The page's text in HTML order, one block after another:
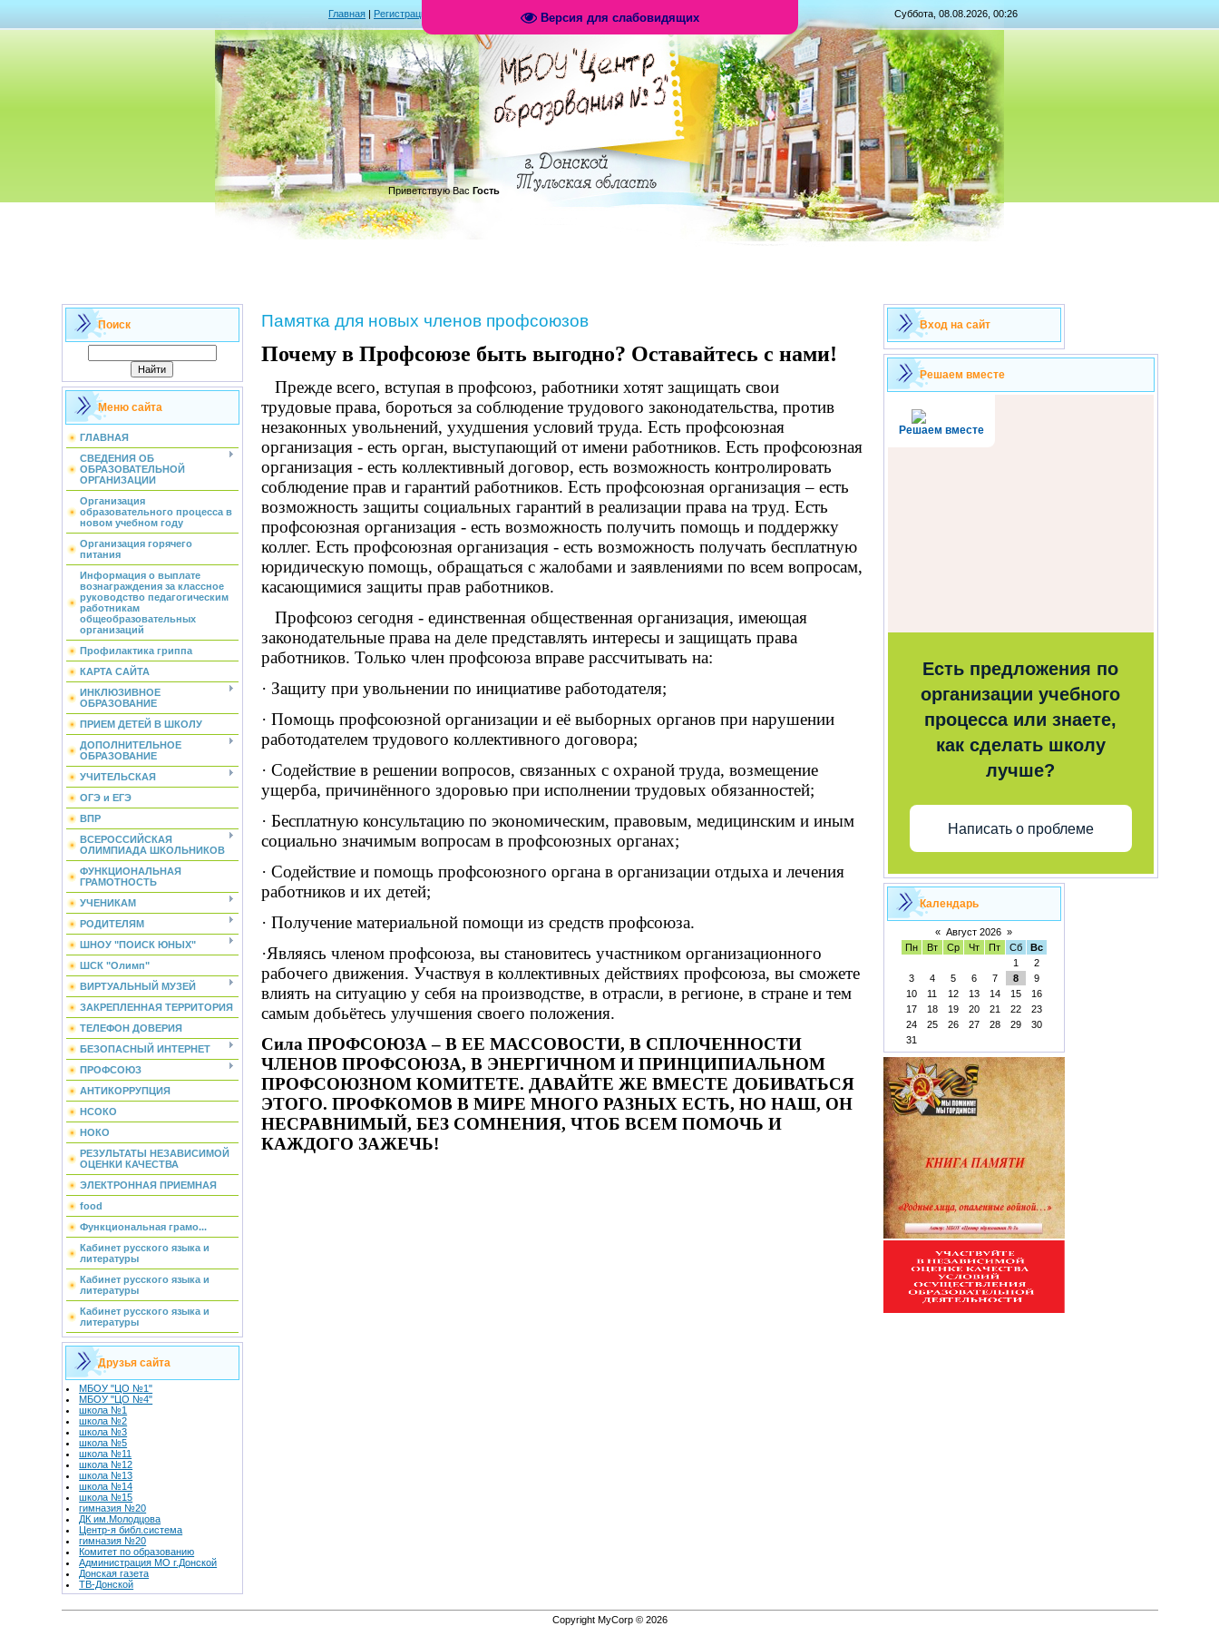
Версия для слабовидящих
Главная | Регистрация Суббота, 08.08.2026, 00:26
.
Приветствую Вас Гость
Поиск
Меню сайта
ГЛАВНАЯ
СВЕДЕНИЯ ОБ
ОБРАЗОВАТЕЛЬНОЙ
ОРГАНИЗАЦИИ
Организация
образовательного процесса в
новом учебном году
Организация горячего
питания
Информация о выплате
вознаграждения за классное
руководство педагогическим
работникам
общеобразовательных
организаций
Профилактика гриппа
КАРТА САЙТА
ИНКЛЮЗИВНОЕ
ОБРАЗОВАНИЕ
ПРИЕМ ДЕТЕЙ В ШКОЛУ
ДОПОЛНИТЕЛЬНОЕ
ОБРАЗОВАНИЕ
УЧИТЕЛЬСКАЯ
ОГЭ и ЕГЭ
ВПР
ВСЕРОССИЙСКАЯ
ОЛИМПИАДА ШКОЛЬНИКОВ
ФУНКЦИОНАЛЬНАЯ
ГРАМОТНОСТЬ
УЧЕНИКАМ
РОДИТЕЛЯМ
ШНОУ "ПОИСК ЮНЫХ"
ШСК "Олимп"
ВИРТУАЛЬНЫЙ МУЗЕЙ
ЗАКРЕПЛЕННАЯ ТЕРРИТОРИЯ
ТЕЛЕФОН ДОВЕРИЯ
БЕЗОПАСНЫЙ ИНТЕРНЕТ
ПРОФСОЮЗ
АНТИКОРРУПЦИЯ
НСОКО
НОКО
РЕЗУЛЬТАТЫ НЕЗАВИСИМОЙ
ОЦЕНКИ КАЧЕСТВА
ЭЛЕКТРОННАЯ ПРИЕМНАЯ
food
Функциональная грамо...
Кабинет русского языка и
литературы
Кабинет русского языка и
литературы
Кабинет русского языка и
литературы
Друзья сайта
МБОУ "ЦО №1"
МБОУ "ЦО №4"
школа №1
школа №2
школа №3
школа №5
школа №11
школа №12
школа №13
школа №14
школа №15
гимназия №20
ДК им.Молодцова
Центр-я библ.система
гимназия №20
Комитет по образованию
Администрация МО г.Донской
Донская газета
ТВ-Донской
Памятка для новых членов профсоюзов
Почему в Профсоюзе быть выгодно? Оставайтесь с нами!
Прежде всего, вступая в профсоюз, работники хотят защищать свои
трудовые права, бороться за соблюдение трудового законодательства, против
незаконных увольнений, ухудшения условий труда. Есть профсоюзная
организация - есть орган, выступающий от имени работников. Есть профсоюзная
организация - есть коллективный договор, есть возможность контролировать
соблюдение прав и гарантий работников. Есть профсоюзная организация – есть
возможность защиты социальных гарантий в реализации права на труд. Есть
профсоюзная организация - есть возможность получить помощь и поддержку
коллег. Есть профсоюзная организация - есть возможность получать бесплатную
юридическую помощь, обращаться с жалобами и заявлениями по всем вопросам,
касающимися защиты прав работников.
Профсоюз сегодня - единственная общественная организация, имеющая
законодательные права на деле представлять интересы и защищать права
работников. Только член профсоюза вправе рассчитывать на:
· Защиту при увольнении по инициативе работодателя;
· Помощь профсоюзной организации и её выборных органов при нарушении
работодателем трудового коллективного договора;
· Содействие в решении вопросов, связанных с охраной труда, возмещение
ущерба, причинённого здоровью при исполнении трудовых обязанностей;
· Бесплатную консультацию по экономическим, правовым, медицинским и иным
социально значимым вопросам в профсоюзных органах;
· Содействие и помощь профсоюзного органа в организации отдыха и лечения
работников и их детей;
· Получение материальной помощи из средств профсоюза.
·Являясь членом профсоюза, вы становитесь участником организационного
рабочего движения. Участвуя в коллективных действиях профсоюза, вы сможете
влиять на ситуацию у себя на производстве, в отрасли, в регионе, в стране и тем
самым добьётесь улучшения своего положения.
Сила ПРОФСОЮЗА – В ЕЕ МАССОВОСТИ, В СПЛОЧЕННОСТИ
ЧЛЕНОВ ПРОФСОЮЗА, В ЭНЕРГИЧНОМ И ПРИНЦИПИАЛЬНОМ
ПРОФСОЮЗНОМ КОМИТЕТЕ. ДАВАЙТЕ ЖЕ ВМЕСТЕ ДОБИВАТЬСЯ
ЭТОГО. ПРОФКОМОВ В МИРЕ МНОГО РАЗНЫХ ЕСТЬ, НО НАШ, ОН
НЕСРАВНИМЫЙ, БЕЗ СОМНЕНИЯ, ЧТОБ ВСЕМ ПОМОЧЬ И
КАЖДОГО ЗАЖЕЧЬ!
Вход на сайт
Решаем вместе
Решаем вместе
Есть предложения по
организации учебного
процесса или знаете,
как сделать школу
лучше?
Написать о проблеме
Календарь
« Август 2026 »
Пн
Вт Ср Чт Пт Сб
Вс
1
2
3
4 5 6 7 8
9
10
11 12 13 14 15
16
17
18 19 20 21 22
23
24
25 26 27 28 29
30
31
Copyright MyCorp © 2026